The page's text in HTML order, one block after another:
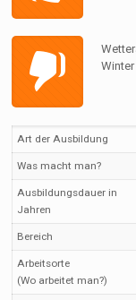
Winter
Art der Ausbildung
Was macht man?
Ausbildungsdauer in
Jahren
Bereich
Arbeitsorte
(Wo arbeitet man?)